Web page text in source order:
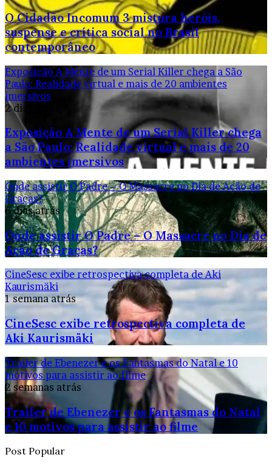
O Cidadão Incomum 3 mistura heróis,
suspense e crítica social no Brasil
contemporâneo
Exposição A Mente de um Serial Killer chega a São
Paulo: Realidade virtual e mais de 20 ambientes
imersivos
2 dias atrás
Exposição A Mente de um Serial Killer chega
a São Paulo: Realidade virtual e mais de 20
ambientes imersivos
Onde assistir O Padre – O Massacre no Dia de Ação de
Graças?
6 dias atrás
Onde assistir O Padre – O Massacre no Dia de
Ação de Graças?
CineSesc exibe retrospectiva completa de Aki
Kaurismäki
1 semana atrás
CineSesc exibe retrospectiva completa de
Aki Kaurismäki
Trailer de Ebenezer e os Fantasmas do Natal e 10
motivos para assistir ao filme
2 semanas atrás
Trailer de Ebenezer e os Fantasmas do Natal
e 10 motivos para assistir ao filme
Post Popular